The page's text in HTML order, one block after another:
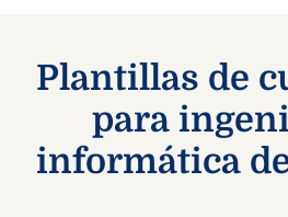
Plantillas de
para
informática